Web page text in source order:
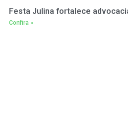
Festa Julina fortalece
Confira »